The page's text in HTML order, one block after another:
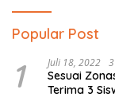
Popular Post
1 Juli 18, 2022
Sesuai
Terima 3